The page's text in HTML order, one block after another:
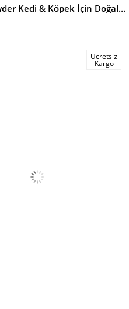
Calcium Powder Kedi & Köpek İçin Doğal Kalsiyum Takviyesi 40gr
Ücretsiz
Kargo